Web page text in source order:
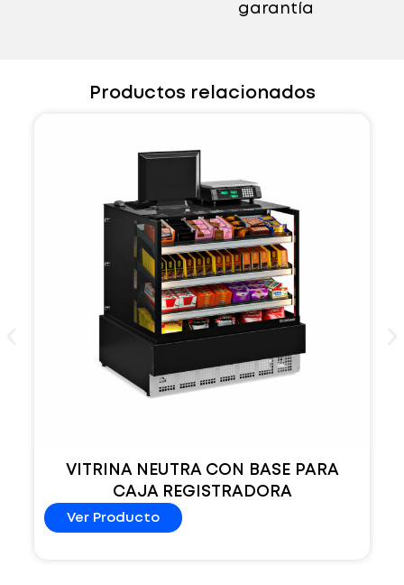
garantía
Productos relacionados
VITRINA NEUTRA CON BASE PARA
CAJA REGISTRADORA
Ver Producto